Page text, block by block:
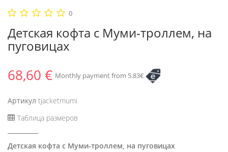
0
Детская кофта с Муми-троллем, на
пуговицах
68,60 € Monthly payment from 5.83€
Артикул tjacketmumi
Таблица размеров
Детская кофта с Муми-троллем, на пуговицах